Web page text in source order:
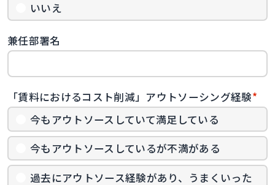
いいえ
兼任部署名
「賃料におけるコスト削減」アウトソーシング経験*
今もアウトソースしていて満足している
今もアウトソースしているが不満がある
過去にアウトソース経験があり、うまくいった